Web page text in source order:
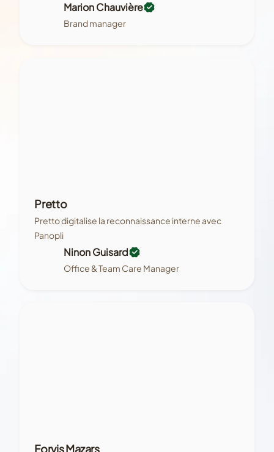
Marion Chauvière
Brand manager
Pretto
Pretto digitalise la reconnaissance interne avec
Panopli
Ninon Guisard
Office & Team Care Manager
Forvis Mazars